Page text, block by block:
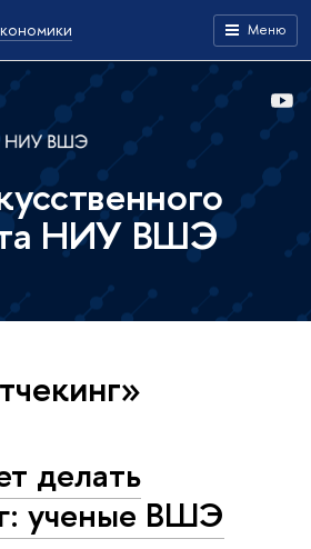
Меню
НИУ ВШЭ
делать
ученые ВШЭ